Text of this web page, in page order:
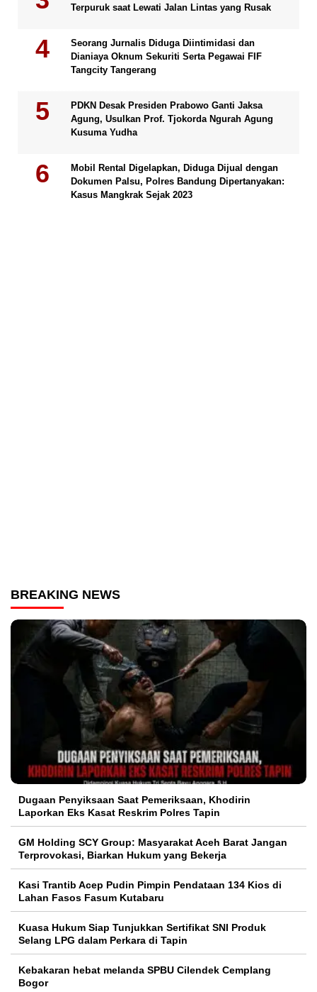
Terpuruk saat Lewati Jalan Lintas yang Rusak
Seorang Jurnalis Diduga Diintimidasi dan
Dianiaya Oknum Sekuriti Serta Pegawai FIF
Tangcity Tangerang
PDKN Desak Presiden Prabowo Ganti Jaksa
Agung, Usulkan Prof. Tjokorda Ngurah Agung
Kusuma Yudha
Mobil Rental Digelapkan, Diduga Dijual dengan
Dokumen Palsu, Polres Bandung Dipertanyakan:
Kasus Mangkrak Sejak 2023
BREAKING NEWS
Dugaan Penyiksaan Saat Pemeriksaan, Khodirin
Laporkan Eks Kasat Reskrim Polres Tapin
GM Holding SCY Group: Masyarakat Aceh Barat Jangan
Terprovokasi, Biarkan Hukum yang Bekerja
Kasi Trantib Acep Pudin Pimpin Pendataan 134 Kios di
Lahan Fasos Fasum Kutabaru
Kuasa Hukum Siap Tunjukkan Sertifikat SNI Produk
Selang LPG dalam Perkara di Tapin
Kebakaran hebat melanda SPBU Cilendek Cemplang
Bogor